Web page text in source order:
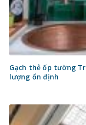
Gạch thẻ ốp tường
lượng ổn định